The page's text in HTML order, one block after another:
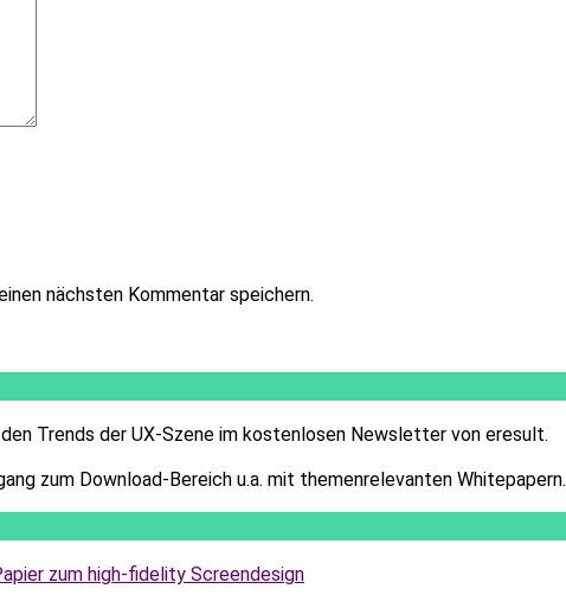
nächsten Kommentar speichern.
Trends der UX-Szene im kostenlosen Newsletter von eresult.
zum Download-Bereich u.a. mit themenrelevanten Whitepapern.
zum high-fidelity Screendesign